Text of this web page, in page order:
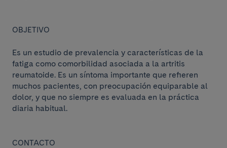
OBJETIVO
Es un estudio de prevalencia y características de la
fatiga como comorbilidad asociada a la artritis
reumatoide. Es un síntoma importante que refieren
muchos pacientes, con preocupación equiparable al
dolor, y que no siempre es evaluada en la práctica
diaria habitual.
CONTACTO